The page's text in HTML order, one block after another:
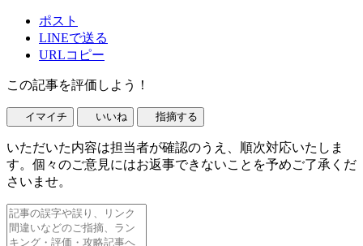
ポスト
LINEで送る
URLコピー
この記事を評価しよう！
イマイチ いいね 指摘する
いただいた内容は担当者が確認のうえ、順次対応いたしま
す。個々のご意見にはお返事できないことを予めご了承くだ
さいませ。